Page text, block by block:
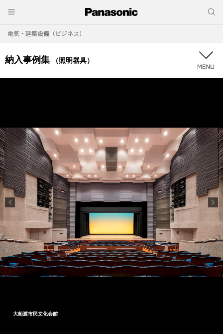
電気・建築設備（ビジネス）
納入事例集 （照明器具）
大船渡市民文化会館